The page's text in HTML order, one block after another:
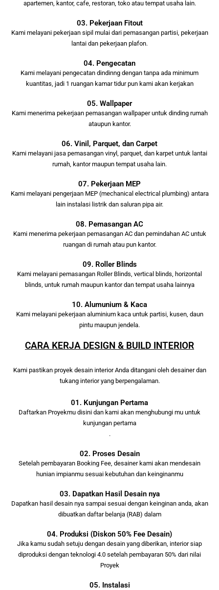
apartemen, kantor, cafe, restoran, toko atau tempat usaha lain.
03. Pekerjaan Fitout
Kami melayani pekerjaan sipil mulai dari pemasangan partisi, pekerjaan
lantai dan pekerjaan plafon.
04. Pengecatan
Kami melayani pengecatan dindinng dengan tanpa ada minimum
kuantitas, jadi 1 ruangan kamar tidur pun kami akan kerjakan
05. Wallpaper
Kami menerima pekerjaan pemasangan wallpaper untuk dinding rumah
ataupun kantor.
06. Vinil, Parquet, dan Carpet
Kami melayani jasa pemasangan vinyl, parquet, dan karpet untuk lantai
rumah, kantor maupun tempat usaha lain.
07. Pekerjaan MEP
Kami melayani pengerjaan MEP (mechanical electrical plumbing) antara
lain instalasi listrik dan saluran pipa air.
08. Pemasangan AC
Kami menerima pekerjaan pemasangan AC dan pemindahan AC untuk
ruangan di rumah atau pun kantor.
09. Roller Blinds
Kami melayani pemasangan Roller Blinds, vertical blinds, horizontal
blinds, untuk rumah maupun kantor dan tempat usaha lainnya
10. Alumunium & Kaca
Kami melayani pekerjaan aluminium kaca untuk partisi, kusen, daun
pintu maupun jendela.
CARA KERJA DESIGN & BUILD INTERIOR
Kami pastikan proyek desain interior Anda ditangani oleh desainer dan
tukang interior yang berpengalaman.
01. Kunjungan Pertama
Daftarkan Proyekmu disini dan kami akan menghubungi mu untuk
kunjungan pertama
.
02. Proses Desain
Setelah pembayaran Booking Fee, desainer kami akan mendesain
hunian impianmu sesuai kebutuhan dan keinginanmu
03. Dapatkan Hasil Desain nya
Dapatkan hasil desain nya sampai sesuai dengan keinginan anda, akan
dibuatkan daftar belanja (RAB) dalam
04. Produksi (Diskon 50% Fee Desain)
Jika kamu sudah setuju dengan desain yang diberikan, interior siap
diproduksi dengan teknologi 4.0 setelah pembayaran 50% dari nilai
Proyek
05. Instalasi